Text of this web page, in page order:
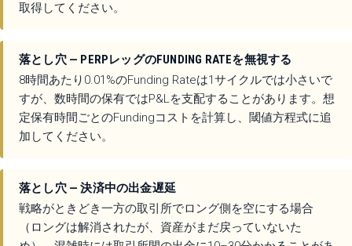
取得してください。
落とし穴 — PERPレッグのFUNDING RATEを無視する
8時間あたり0.01%のFunding Rateは1サイクルでは小さいで
すが、数時間の保有ではP&Lを支配することがあります。想
定保有時間ごとのFundingコストを計算し、閾値方程式に追
加してください。
落とし穴 — 決済中の出金遅延
戦略がときどき一方の取引所でロング側を空にする場合
（ロングは解消されたが、資産がまだ戻っていないた